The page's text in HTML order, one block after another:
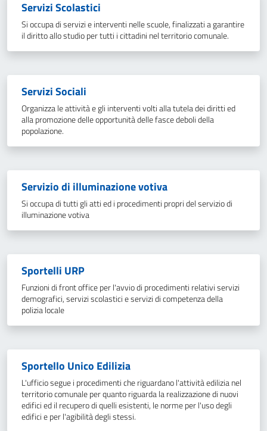
Servizi Scolastici
Si occupa di servizi e interventi nelle scuole, finalizzati a garantire
il diritto allo studio per tutti i cittadini nel territorio comunale.
Servizi Sociali
Organizza le attività e gli interventi volti alla tutela dei diritti ed
alla promozione delle opportunità delle fasce deboli della
popolazione.
Servizio di illuminazione votiva
Si occupa di tutti gli atti ed i procedimenti propri del servizio di
illuminazione votiva
Sportelli URP
Funzioni di front office per l'avvio di procedimenti relativi servizi
demografici, servizi scolastici e servizi di competenza della
polizia locale
Sportello Unico Edilizia
L'ufficio segue i procedimenti che riguardano l'attività edilizia nel
territorio comunale per quanto riguarda la realizzazione di nuovi
edifici ed il recupero di quelli esistenti, le norme per l'uso degli
edifici e per l'agibilità degli stessi.